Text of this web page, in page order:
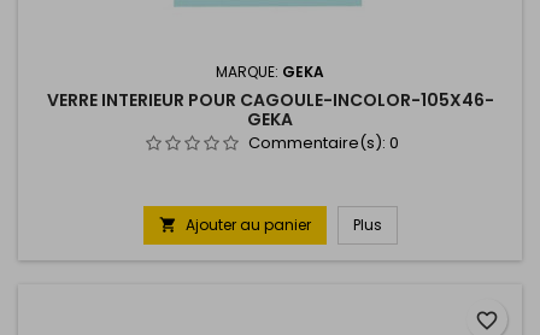
MARQUE: GEKA
VERRE INTERIEUR POUR CAGOULE-INCOLOR-105X46-
GEKA
Commentaire(s): 0
 Ajouter au panier Plus
favorite_border